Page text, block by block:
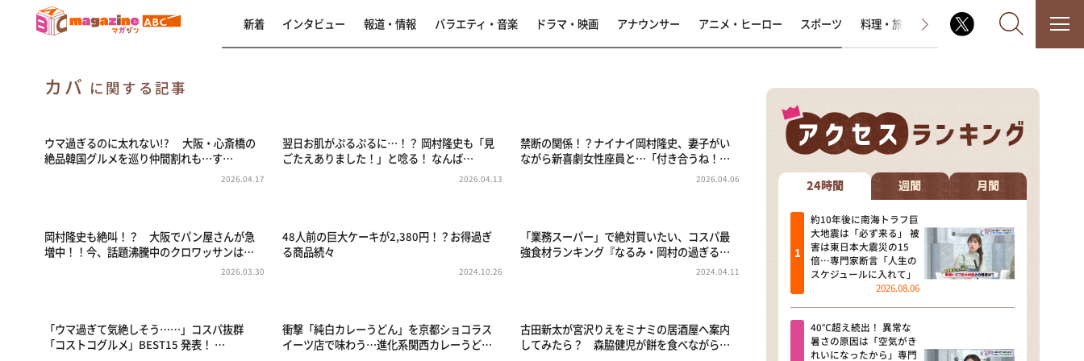
なるみ・岡村の過ぎるTV
相席食堂
これ余談なんですけど・・・
～人生密着トークバラエティ！
～ やすとものいたって真剣です
探偵！ナイトスクープ
news おかえり
新着 インタビュー 報道・情報 バラエティ・音楽 ドラマ・映画 アナウンサー アニメ・ヒーロー スポーツ 料理・旅 ラジオ番組 その他
カバ に関する記事
ウマ過ぎるのに太れない!? 大阪・心斎橋の
絶品韓国グルメを巡り仲間割れも…す…
2026.04.17
翌日お肌がぷるぷるに…！？ 岡村隆史も「見
ごたえありました！」と唸る！ なんば…
2026.04.13
禁断の関係！？ナイナイ岡村隆史、妻子がい
ながら新喜劇女性座員と…「付き合うね！…
2026.04.06
岡村隆史も絶叫！？ 大阪でパン屋さんが急
増中！！今、話題沸騰中のクロワッサンは…
2026.03.30
48人前の巨大ケーキが2,380円！？お得過ぎ
る商品続々
2024.10.26
「業務スーパー」で絶対買いたい、コスパ最
強食材ランキング『なるみ・岡村の過ぎる…
2024.04.11
「ウマ過ぎて気絶しそう……」コスパ抜群
「コストコグルメ」BEST15 発表！ …
衝撃「純白カレーうどん」を京都ショコラス
イーツ店で味わう…進化系関西カレーうど…
古田新太が宮沢りえをミナミの居酒屋へ案内
してみたら？ 森脇健児が餅を食べながら…
24時間 週間 月間
約10年後に南海トラフ巨
大地震は「必ず来る」 被
害は東日本大震災の15
倍…専門家断言「人生の
スケジュールに入れて」
2026.08.06
40℃超え続出！ 異常な
暑さの原因は「空気がき
れいになったから」専門